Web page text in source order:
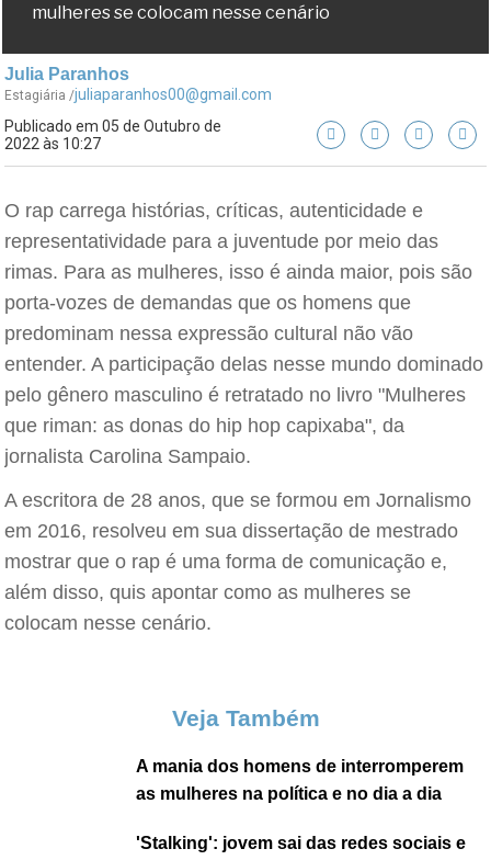
mulheres se colocam nesse cenário
Julia Paranhos
Estagiária /juliaparanhos00@gmail.com
Publicado em 05 de Outubro de
2022 às 10:27
O rap carrega histórias, críticas, autenticidade e
representatividade para a juventude por meio das
rimas. Para as mulheres, isso é ainda maior, pois são
porta-vozes de demandas que os homens que
predominam nessa expressão cultural não vão
entender. A participação delas nesse mundo dominado
pelo gênero masculino é retratado no livro "Mulheres
que riman: as donas do hip hop capixaba", da
jornalista Carolina Sampaio.
A escritora de 28 anos, que se formou em Jornalismo
em 2016, resolveu em sua dissertação de mestrado
mostrar que o rap é uma forma de comunicação e,
além disso, quis apontar como as mulheres se
colocam nesse cenário.
Veja Também
A mania dos homens de interromperem
as mulheres na política e no dia a dia
'Stalking': jovem sai das redes sociais e